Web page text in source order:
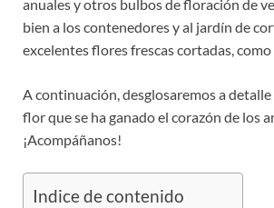
anuales y otros bulbos de floración de
bien a los contenedores y al jardín de
excelentes flores frescas cortadas, como
A continuación, desglosaremos a
flor que se ha ganado el corazón de los
¡Acompáñanos!
Indice de contenido